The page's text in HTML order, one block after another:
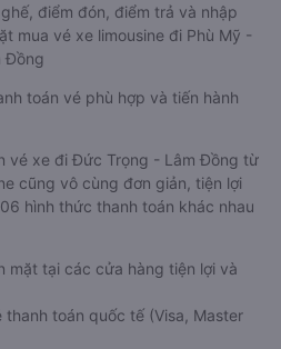
điểm đón, điểm trả và nhập
mua vé xe limousine đi Phù Mỹ -
Đồng
toán vé phù hợp và tiến hành
vé xe đi Đức Trọng - Lâm Đồng từ
cũng vô cùng đơn giản, tiện lợi
hình thức thanh toán khác nhau
mặt tại các cửa hàng tiện lợi và
thanh toán quốc tế (Visa, Master